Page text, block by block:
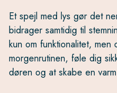
Et spejl med lys gør det
bidrager samtidig til
kun om funktionalitet, men
morgenrutinen, føle dig
døren og at skabe en